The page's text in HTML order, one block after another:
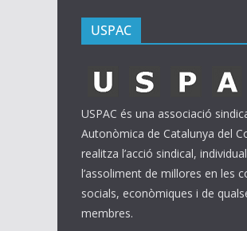
USPAC
USPAC és una associació
Autonòmica de Catalunya del
realitza l’acció sindical,
l’assoliment de millores en les
socials, econòmiques i de
membres.